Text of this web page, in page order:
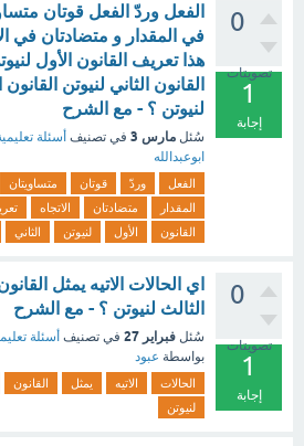
0
تصويتات
1
إجابة
الفعل وردّ الفعل قوتان
في المقدار و متضادتان في
هذا تعريف القانون الأول
القانون الثاني لنيوتن القانون
لنيوتن ؟ - مع الشرح
سُئل مارس 3 في تصنيف أسئلة
ابوعبدالله
الفعل وردّ قوتان
متساويتان
المقدار
متضادتان الاتجاه
القانون
الأول لنيوتن الثاني
0
تصويتات
1
إجابة
اي الحالات الاتيه يمثل
الثالث لنيوتن ؟ - مع الشرح
سُئل فبراير 27 في تصنيف أسئلة
بواسطة عبود
الحالات الاتيه يمثل القانون
لنيوتن